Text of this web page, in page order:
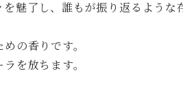
魅了し、誰もが振り返るような
の香りです。
を放ちます。